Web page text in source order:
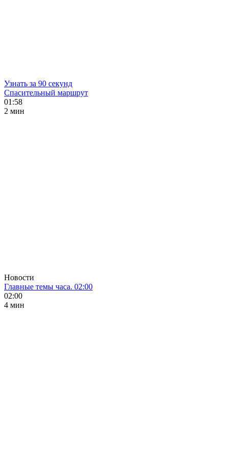
Узнать за 90 секунд
Спасительный маршрут
01:58
2 мин
Новости
Главные темы часа. 02:00
02:00
4 мин